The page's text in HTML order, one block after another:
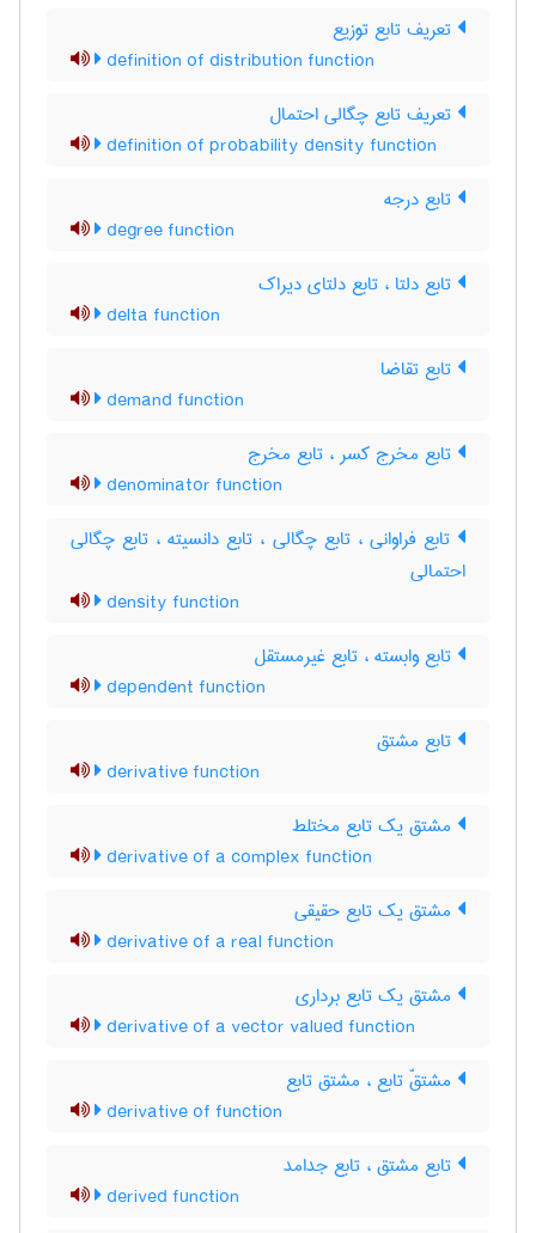
تعریف تابع توزیع
definition of distribution function
تعریف تابع چگالی احتمال
definition of probability density function
تابع درجه
degree function
تابع دلتا ، تابع دلتای دیراک
delta function
تابع تقاضا
demand function
تابع مخرج کسر ، تابع مخرج
denominator function
تابع فراوانی ، تابع چگالی ، تابع دانسیته ، تابع چگالی
احتمالی
density function
تابع وابسته ، تابع غیرمستقل
dependent function
تابع مشتق
derivative function
مشتق یک تابع مختلط
derivative of a complex function
مشتق یک تابع حقیقی
derivative of a real function
مشتق یک تابع برداری
derivative of a vector valued function
مشتقّ تابع ، مشتق تابع
derivative of function
تابع مشتق ، تابع جدامد
derived function